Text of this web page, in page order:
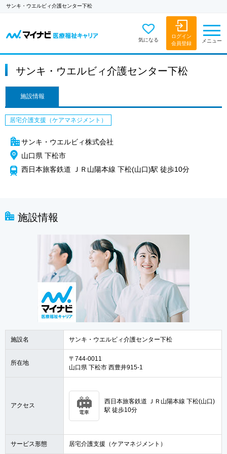
サンキ・ウエルビィ介護センター下松
気になる
ログイン
会員登録
メニュー
サンキ・ウエルビィ介護センター下松
施設情報
居宅介護支援（ケアマネジメント）
サンキ・ウエルビィ株式会社
山口県 下松市
西日本旅客鉄道 ＪＲ山陽本線 下松(山口)駅 徒歩10分
施設情報
施設名 サンキ・ウエルビィ介護センター下松
所在地
〒744-0011
山口県 下松市 西豊井915-1
アクセス
電車
西日本旅客鉄道 ＪＲ山陽本線 下松(山口)
駅 徒歩10分
サービス形態 居宅介護支援（ケアマネジメント）